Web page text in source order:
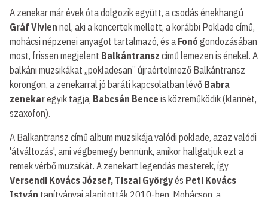
A zenekar már évek óta dolgozik együtt, a csodás énekhangú
Gráf Vivien nel, aki a koncertek mellett, a korábbi Poklade című,
mohácsi népzenei anyagot tartalmazó, és a Fonó gondozásában
most, frissen megjelent Balkántransz című lemezen is énekel. A
balkáni muzsikákat „pokladesan” újraértelmező Balkántransz
korongon, a zenekarral jó baráti kapcsolatban lévő Babra
zenekaregyik tagja, Babcsán Bence is közreműködik (klarinét,
szaxofon).
A Balkantransz című album muzsikája valódi poklade, azaz valódi
'átváltozás', ami végbemegy bennünk, amikor hallgatjuk ezt a
remek vérbő muzsikát. A zenekart legendás mesterek, így
Versendi Kovács József, Tiszai Györgyés Peti Kovács
István tanítványai alapították 2010-ben, Mohácson, a